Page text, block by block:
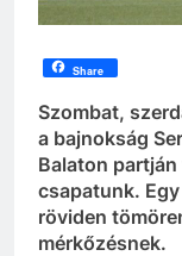
Share
Szombat,
a bajnokság
Balaton
csapatunk.
röviden
mérkőzésnek.